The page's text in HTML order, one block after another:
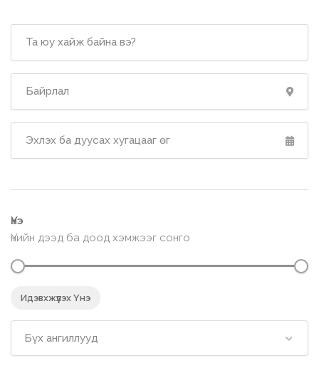
Үнэ
Үнийн дээд ба доод хэмжээг сонго
Идэвхжүүлэх Үнэ
Бүх ангиллууд